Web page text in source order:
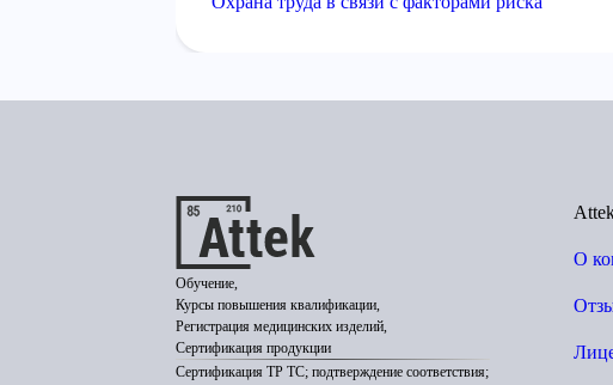
Обучение,
Курсы повышения квалификации,
Регистрация медицинских изделий,
Сертификация продукции
Сертификация ТР ТС; подтверждение соответствия;
О